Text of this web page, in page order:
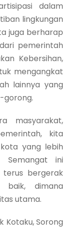
dalam
lingkungan
juga berharap
pemerintah
Kebersihan,
mengangkat
lainnya yang
gorong.
masyarakat,
kita
yang lebih
Semangat ini
terus bergerak
baik, dimana
utama.
Kotaku, Sorong